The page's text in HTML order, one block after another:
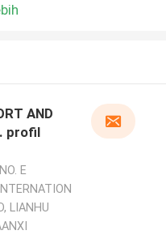
AND
profil
E
LIANHU